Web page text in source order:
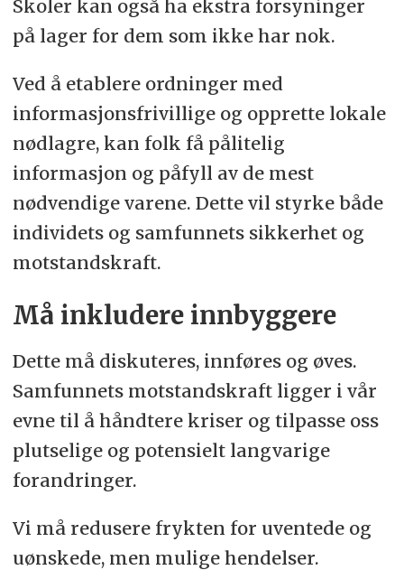
Skoler kan også ha ekstra forsyninger
på lager for dem som ikke har nok.
Ved å etablere ordninger med
informasjonsfrivillige og opprette lokale
nødlagre, kan folk få pålitelig
informasjon og påfyll av de mest
nødvendige varene. Dette vil styrke både
individets og samfunnets sikkerhet og
motstandskraft.
Må inkludere innbyggere
Dette må diskuteres, innføres og øves.
Samfunnets motstandskraft ligger i vår
evne til å håndtere kriser og tilpasse oss
plutselige og potensielt langvarige
forandringer.
Vi må redusere frykten for uventede og
uønskede, men mulige hendelser.